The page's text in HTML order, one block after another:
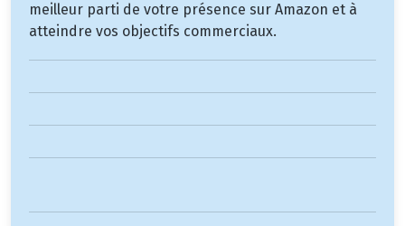
meilleur parti de votre présence sur Amazon et à
atteindre vos objectifs commerciaux.